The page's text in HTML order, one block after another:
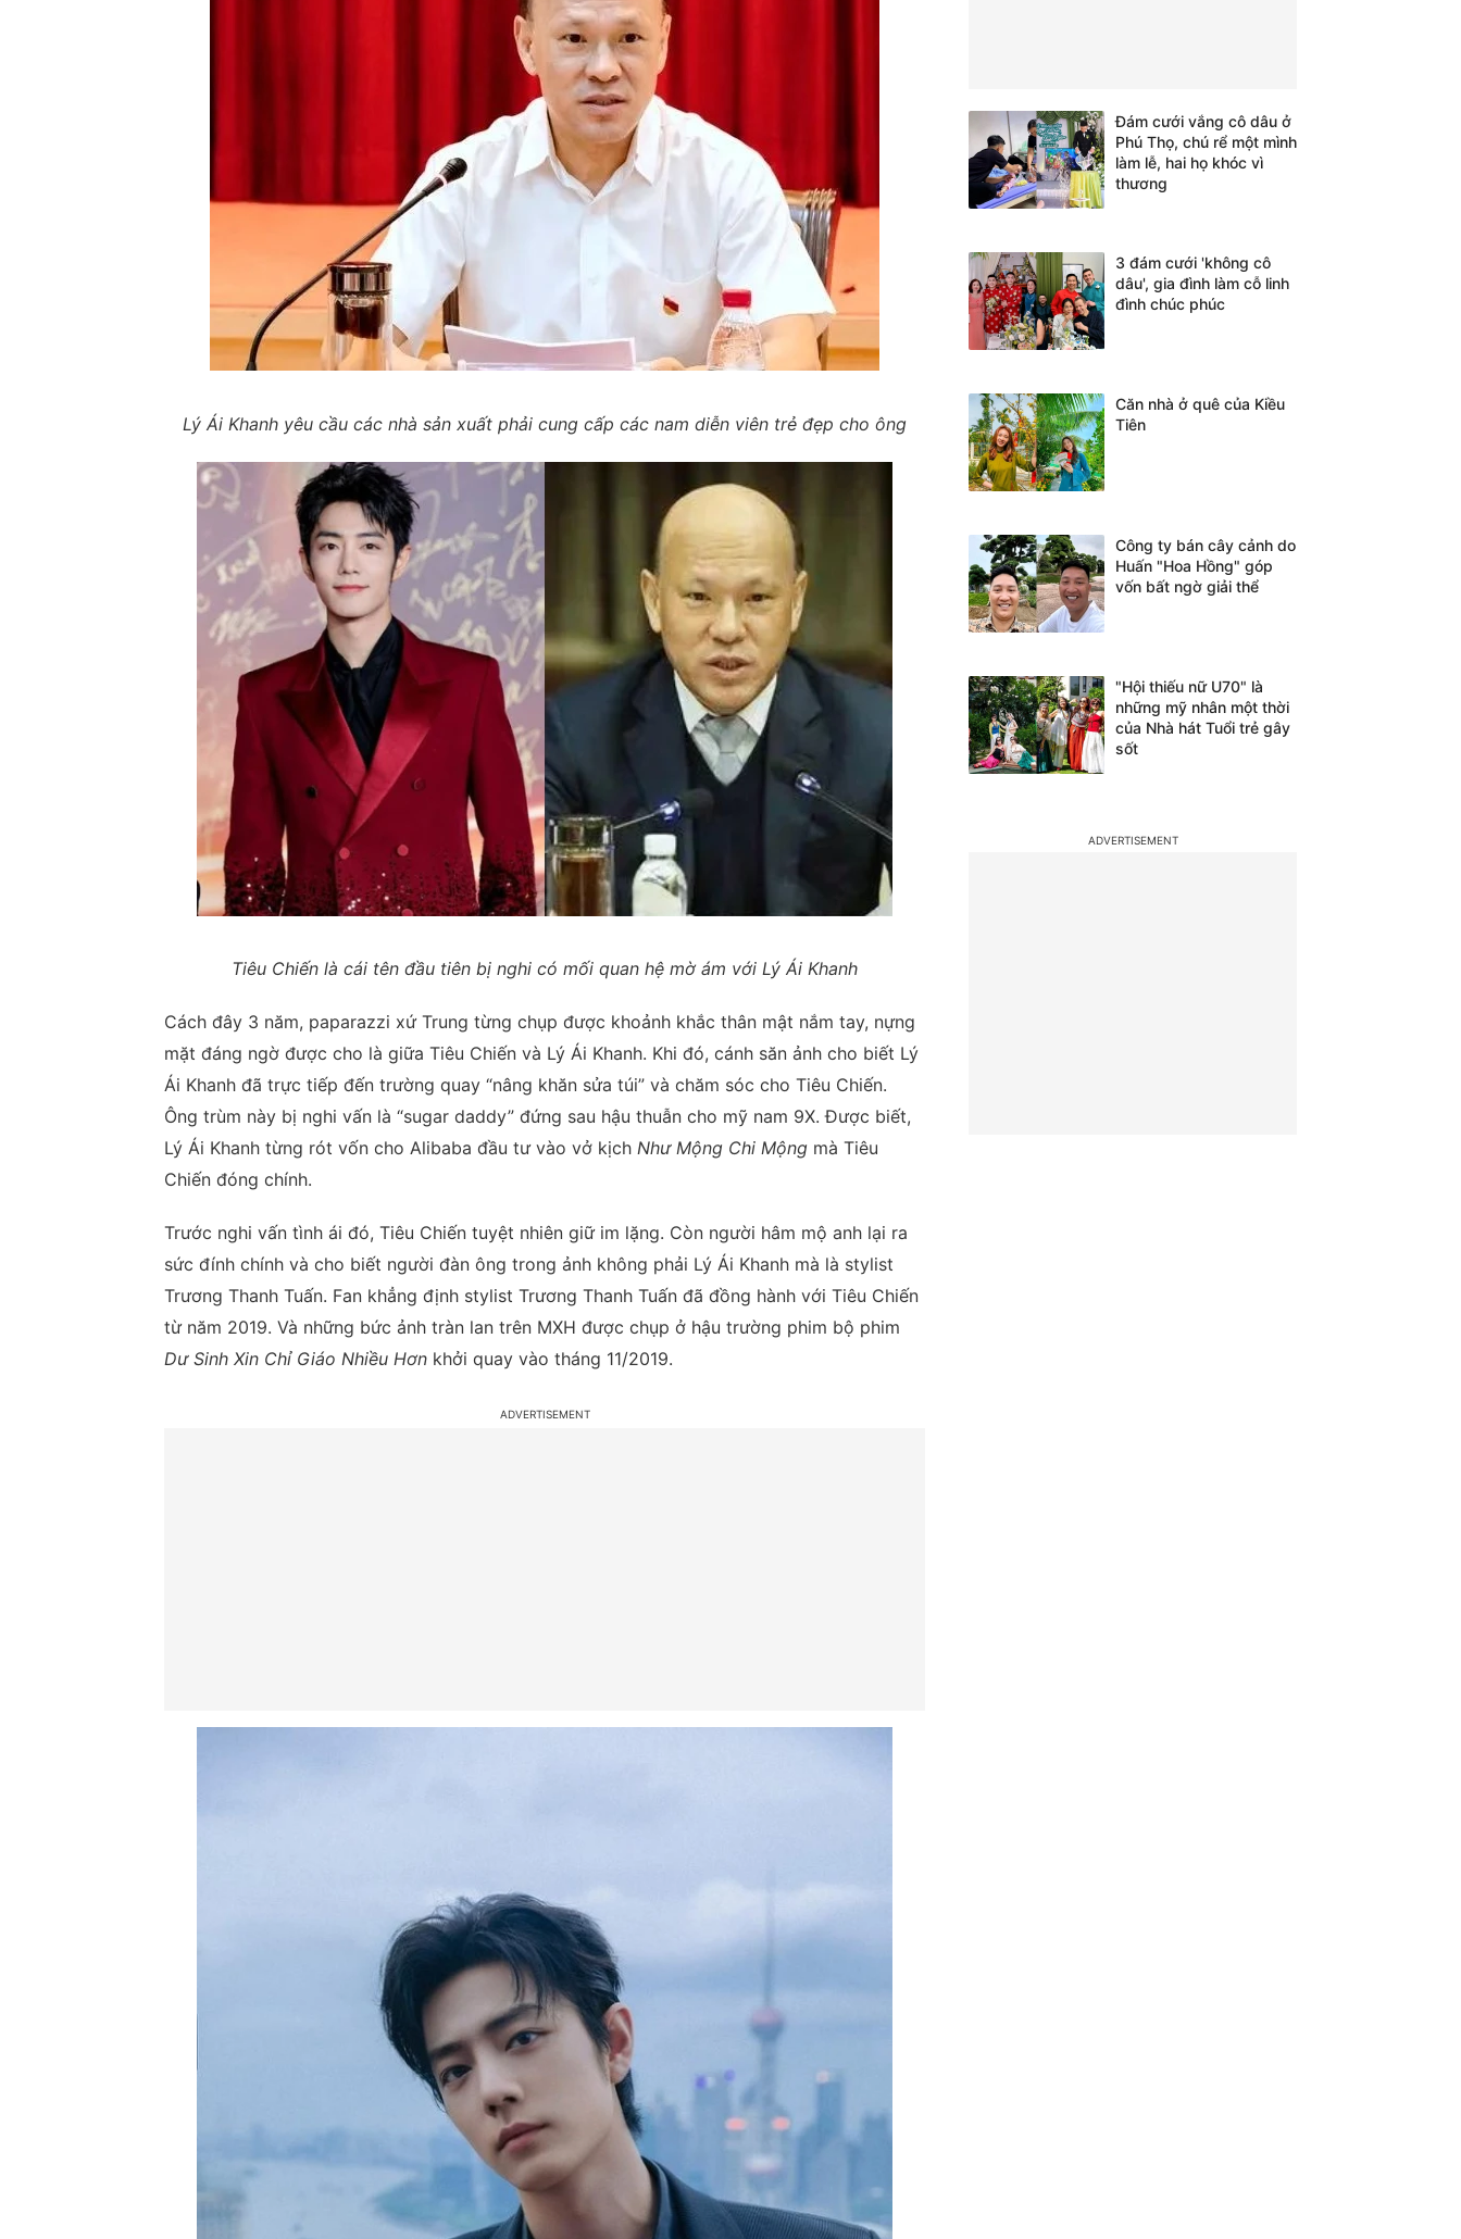
Lý Ái Khanh yêu cầu các nhà sản xuất phải cung cấp các nam diễn viên trẻ đẹp cho ông
Tiêu Chiến là cái tên đầu tiên bị nghi có mối quan hệ mờ ám với Lý Ái Khanh
Cách đây 3 năm, paparazzi xứ Trung từng chụp được khoảnh khắc thân mật nắm tay, nựng
mặt đáng ngờ được cho là giữa Tiêu Chiến và Lý Ái Khanh. Khi đó, cánh săn ảnh cho biết Lý
Ái Khanh đã trực tiếp đến trường quay “nâng khăn sửa túi” và chăm sóc cho Tiêu Chiến.
Ông trùm này bị nghi vấn là “sugar daddy” đứng sau hậu thuẫn cho mỹ nam 9X. Được biết,
Lý Ái Khanh từng rót vốn cho Alibaba đầu tư vào vở kịch Như Mộng Chi Mộng mà Tiêu
Chiến đóng chính.
Trước nghi vấn tình ái đó, Tiêu Chiến tuyệt nhiên giữ im lặng. Còn người hâm mộ anh lại ra
sức đính chính và cho biết người đàn ông trong ảnh không phải Lý Ái Khanh mà là stylist
Trương Thanh Tuấn. Fan khẳng định stylist Trương Thanh Tuấn đã đồng hành với Tiêu Chiến
từ năm 2019. Và những bức ảnh tràn lan trên MXH được chụp ở hậu trường phim bộ phim
Dư Sinh Xin Chỉ Giáo Nhiều Hơn khởi quay vào tháng 11/2019.
Đám cưới vắng cô dâu ở
Phú Thọ, chú rể một mình
làm lễ, hai họ khóc vì
thương
3 đám cưới 'không cô
dâu', gia đình làm cỗ linh
đình chúc phúc
Căn nhà ở quê của Kiều
Tiên
Công ty bán cây cảnh do
Huấn "Hoa Hồng" góp
vốn bất ngờ giải thể
"Hội thiếu nữ U70" là
những mỹ nhân một thời
của Nhà hát Tuổi trẻ gây
sốt